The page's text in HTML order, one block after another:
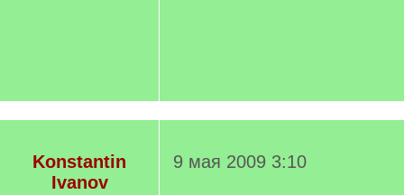
Konstantin
Ivanov
9 мая 2009 3:10